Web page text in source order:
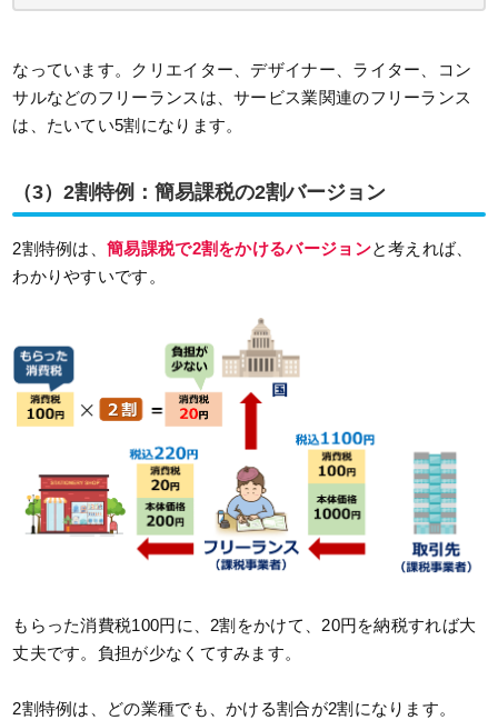
なっています。クリエイター、デザイナー、ライター、コン
サルなどのフリーランスは、サービス業関連のフリーランス
は、たいてい5割になります。
（3）2割特例：簡易課税の2割バージョン
2割特例は、簡易課税で2割をかけるバージョンと考えれば、
わかりやすいです。
もらった消費税100円に、2割をかけて、20円を納税すれば大
丈夫です。負担が少なくてすみます。
2割特例は、どの業種でも、かける割合が2割になります。